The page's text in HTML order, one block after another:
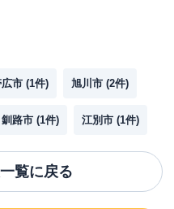
市 (1件) 旭川市 (2件)
釧路市 (1件) 江別市 (1件)
覧に戻る